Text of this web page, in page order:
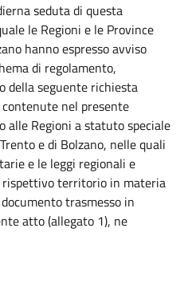
seduta di questa
le Regioni e le Province
hanno espresso avviso
di regolamento,
della seguente richiesta
nel presente
alle Regioni a statuto speciale
e di Bolzano, nelle quali
e le leggi regionali e
territorio in materia
trasmesso in
atto (allegato 1), ne